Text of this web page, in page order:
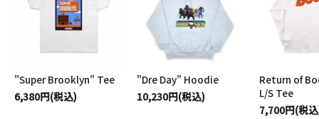
"Super Brooklyn" Tee
6,380円(税込)
"Dre Day" Hoodie
10,230円(税込)
Return of
L/S Tee
7,700円(税